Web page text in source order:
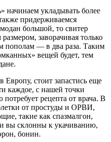
начинаем укладывать более
придерживаемся
большой, то свитер
заворачивая только
пополам — в два раза. Таким
вещей будет, тем
Европу, стоит запастись еще
каждое, с нашей точки
потребует рецепта от врача. В
от простуды и ОРВИ,
такие как спазмалгон,
вы склонны к укачиванию,
бонин.